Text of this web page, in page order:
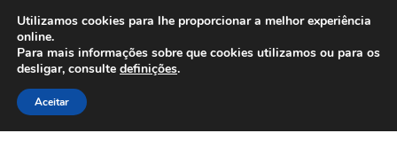
ENVIO a partir de 7 EUR
Seg-Sex, das 9h às 16h800 500 967
Ir
para
a
Saltar
para
o
Utilizamos cookies para lhe proporcionar a melhor experiência
online.
Para mais informações sobre que cookies utilizamos ou para os
desligar, consulte definições.
Aceitar